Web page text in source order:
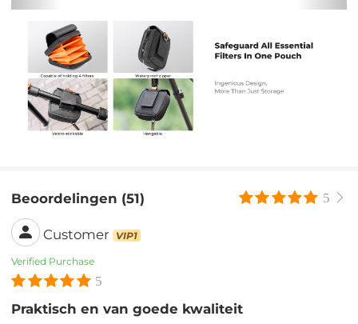
Beoordelingen (51) 5
Customer VIP1
Verified Purchase
5
Praktisch en van goede kwaliteit